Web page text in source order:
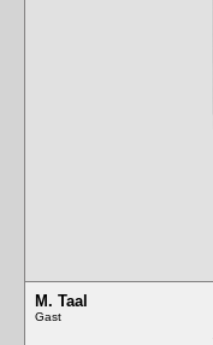
M. Taal
Gast